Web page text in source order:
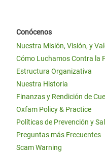
Conócenos
Nuestra Misión, Visión, y
Cómo Luchamos Contra la
Estructura Organizativa
Nuestra Historia
Finanzas y Rendición de
Oxfam Policy & Practice
Políticas de Prevención y
Preguntas más Frecuentes
Scam Warning